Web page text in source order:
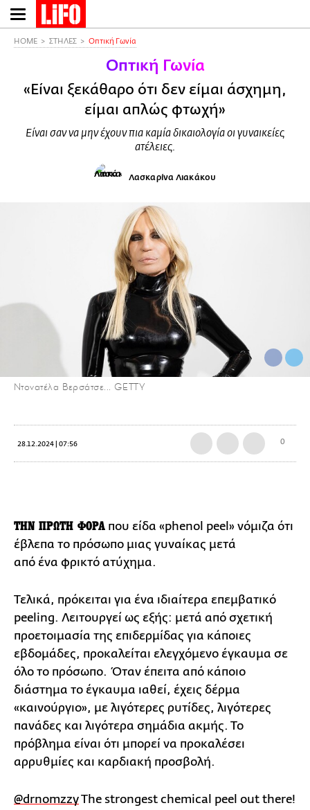
Παράκαμψη
προς
HOME ΣΤΗΛΕΣ Οπτική Γωνία
Οπτική Γωνία
«Είναι ξεκάθαρο ότι δεν είμαι άσχημη,
είμαι απλώς φτωχή»
Είναι σαν να μην έχουν πια καμία δικαιολογία οι γυναικείες
ατέλειες.
Λασκαρίνα Λιακάκου
Ντονατέλα Βερσάτσε... GETTY
28.12.2024 | 07:56 0
ΤΗΝ ΠΡΩΤΗ ΦΟΡΑ που είδα «phenol peel» νόμιζα ότι
έβλεπα το πρόσωπο μιας γυναίκας μετά
από ένα φρικτό ατύχημα.
Τελικά, πρόκειται για ένα ιδιαίτερα επεμβατικό
peeling. Λειτουργεί ως εξής: μετά από σχετική
προετοιμασία της επιδερμίδας για κάποιες
εβδομάδες, προκαλείται ελεγχόμενο έγκαυμα σε
όλο το πρόσωπο. Όταν έπειτα από κάποιο
διάστημα το έγκαυμα ιαθεί, έχεις δέρμα
«καινούργιο», με λιγότερες ρυτίδες, λιγότερες
πανάδες και λιγότερα σημάδια ακμής. Το
πρόβλημα είναι ότι μπορεί να προκαλέσει
αρρυθμίες και καρδιακή προσβολή.
@drnomzzyThe strongest chemical peel out there!